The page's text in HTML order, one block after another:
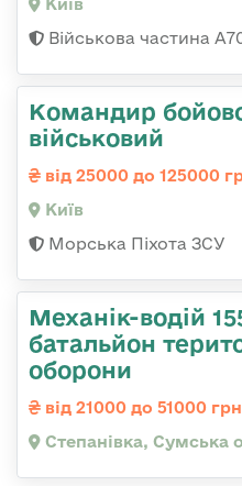
Київ
Військова частина
Командиp
військовий
від 25000 до 125000
Київ
Морська Піхота ЗСУ
Механік-водій
батальйон
оборони
від 21000 до 51000 грн
Степанівка, Сумська